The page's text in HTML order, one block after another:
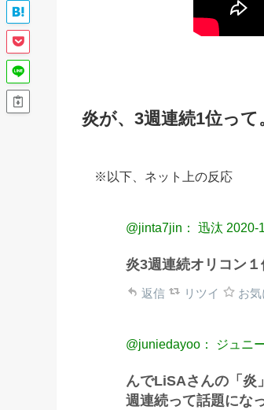
炎が、3週連続1位って
※以下、ネット上の反応
@jinta7jin： 迅汰 2020-
炎3週連続オリコン１
返信 リツイ お気
@juniedayoo： ジュニ
んでLiSAさんの「炎
週連続って話題にな